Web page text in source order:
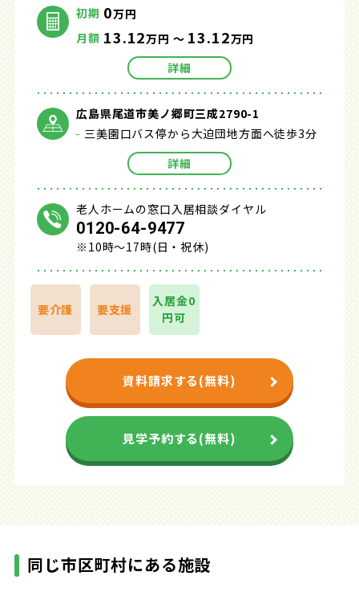
初期 0万円
月額 13.12万円 ～ 13.12万円
詳細
広島県尾道市美ノ郷町三成2790-1
三美園口バス停から大迫団地方面へ徒歩3分
詳細
老人ホームの窓口入居相談ダイヤル
0120-64-9477
※10時～17時(日・祝休)
要介護 要支援
入居金0
円可
資料請求する(無料)
見学予約する(無料)
同じ市区町村にある施設